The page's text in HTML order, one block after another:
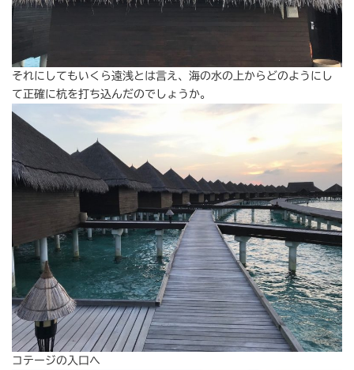
それにしてもいくら遠浅とは言え、海の水の上からどのようにし
て正確に杭を打ち込んだのでしょうか。
コテージの入口へ